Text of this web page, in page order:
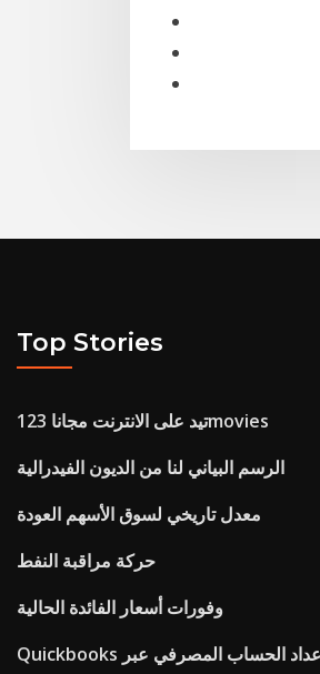
Top Stories
تيد على الانترنت مجانا 123movies
الرسم البياني لنا من الديون الفيدرالية
معدل تاريخي لسوق الأسهم العودة
حركة مراقبة النفط
وفورات أسعار الفائدة الحالية
Quickbooks إعداد الحساب المصرفي عبر